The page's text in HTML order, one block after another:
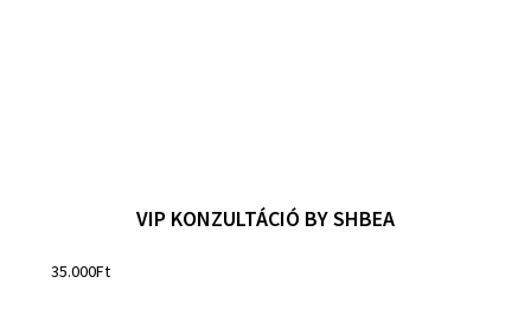
VIP KONZULTÁCIÓ BY SHBEA
35.000Ft